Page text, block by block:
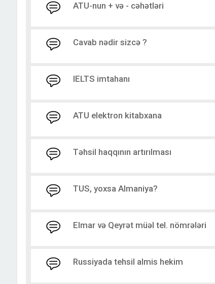
ATU-nun + və - cəhətləri
Cavab nədir sizcə ?
IELTS imtahanı
ATU elektron kitabxana
Təhsil haqqının artırılması
TUS, yoxsa Almaniya?
Elmar və Qeyrət müəl tel. nömrələri
Russiyada tehsil almis hekim